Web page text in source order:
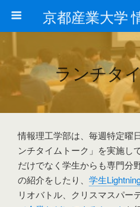
ランチタ
情報理工学部は、毎週特定曜
ンチタイムトーク」を実施し
だけでなく学生からも専門分
の紹介をしたり、 学生
リオバトル、クリスマスパー